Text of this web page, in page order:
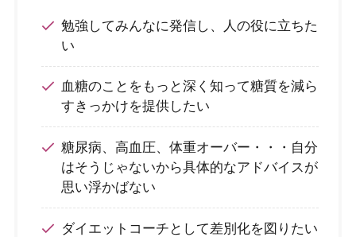
勉強してみんなに発信し、人の役に立ちた
い
血糖のことをもっと深く知って糖質を減ら
すきっかけを提供したい
糖尿病、高血圧、体重オーバー・・・自分
はそうじゃないから具体的なアドバイスが
思い浮かばない
ダイエットコーチとして差別化を図りたい